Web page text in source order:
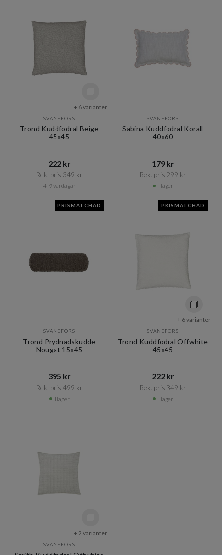
+ 6 varianter
SVANEFORS
Trond Kuddfodral Beige
45x45
222 kr​​
Rek. pris 349 kr​​
4-9 vardagar
SVANEFORS
Sabina Kuddfodral Korall
40x60
179 kr​​
Rek. pris 299 kr​​
I lager
PRISMATCHAD
SVANEFORS
Trond Prydnadskudde
Nougat 15x45
395 kr​​
Rek. pris 499 kr​​
I lager
PRISMATCHAD
+ 6 varianter
SVANEFORS
Trond Kuddfodral Offwhite
45x45
222 kr​​
Rek. pris 349 kr​​
I lager
+ 2 varianter
SVANEFORS